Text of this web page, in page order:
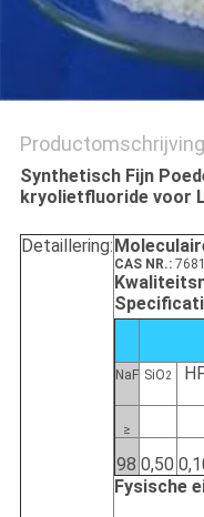
Productomschrijving
Synthetisch Fijn
kryolietfluoride voor
Detaillering:
CAS NR.:
NaF SiO2
≥
98 0,50
Fysische